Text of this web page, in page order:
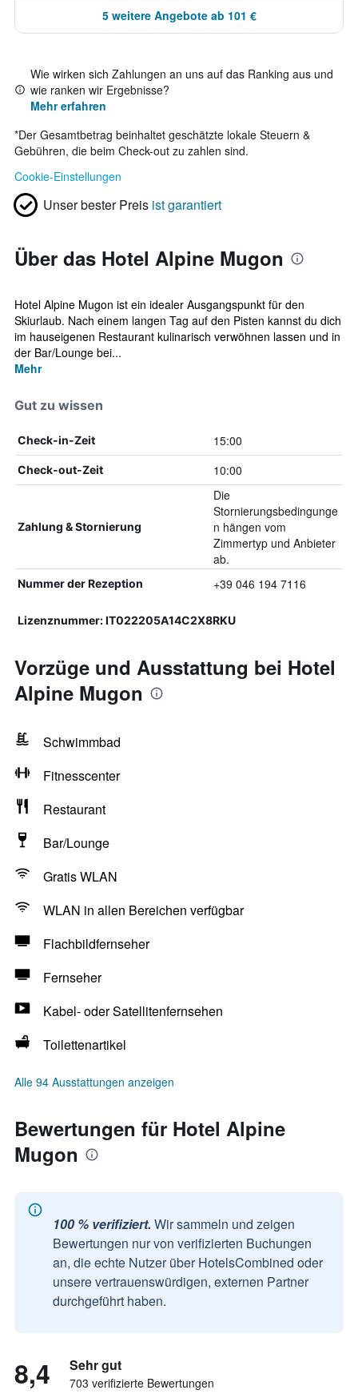
5 weitere Angebote ab 101 €
Wie wirken sich Zahlungen an uns auf das Ranking aus und
wie ranken wir Ergebnisse?
Mehr erfahren
*Der Gesamtbetrag beinhaltet geschätzte lokale Steuern &
Gebühren, die beim Check-out zu zahlen sind.
Cookie-Einstellungen
Unser bester Preis ist garantiert
Über das Hotel Alpine Mugon
Hotel Alpine Mugon ist ein idealer Ausgangspunkt für den
Skiurlaub. Nach einem langen Tag auf den Pisten kannst du dich
im hauseigenen Restaurant kulinarisch verwöhnen lassen und in
der Bar/Lounge bei...
Mehr
Gut zu wissen
Check-in-Zeit 15:00
Check-out-Zeit 10:00
Zahlung & Stornierung
Die
Stornierungsbedingunge
n hängen vom
Zimmertyp und Anbieter
ab.
Nummer der Rezeption +39 046 194 7116
Lizenznummer: IT022205A14C2X8RKU
Vorzüge und Ausstattung bei Hotel
Alpine Mugon
Schwimmbad
Fitnesscenter
Restaurant
Bar/Lounge
Gratis WLAN
WLAN in allen Bereichen verfügbar
Flachbildfernseher
Fernseher
Kabel- oder Satellitenfernsehen
Toilettenartikel
Alle 94 Ausstattungen anzeigen
Bewertungen für Hotel Alpine
Mugon
100 % verifiziert. Wir sammeln und zeigen
Bewertungen nur von verifizierten Buchungen
an, die echte Nutzer über HotelsCombined oder
unsere vertrauenswürdigen, externen Partner
durchgeführt haben.
8,4 Sehr gut
703 verifizierte Bewertungen